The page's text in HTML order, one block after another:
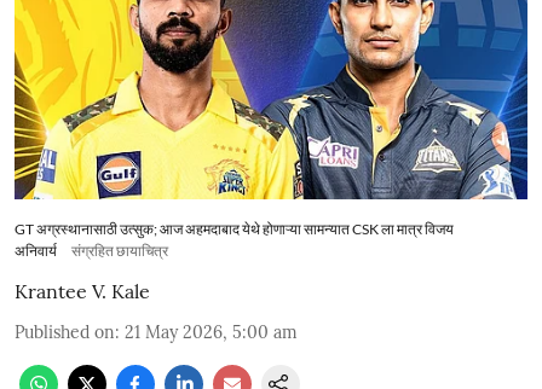
GT अग्रस्थानासाठी उत्सुक; आज अहमदाबाद येथे होणाऱ्या सामन्यात CSK ला मात्र विजय
अनिवार्य
संग्रहित छायाचित्र
Krantee V. Kale
Published on: 21 May 2026, 5:00 am